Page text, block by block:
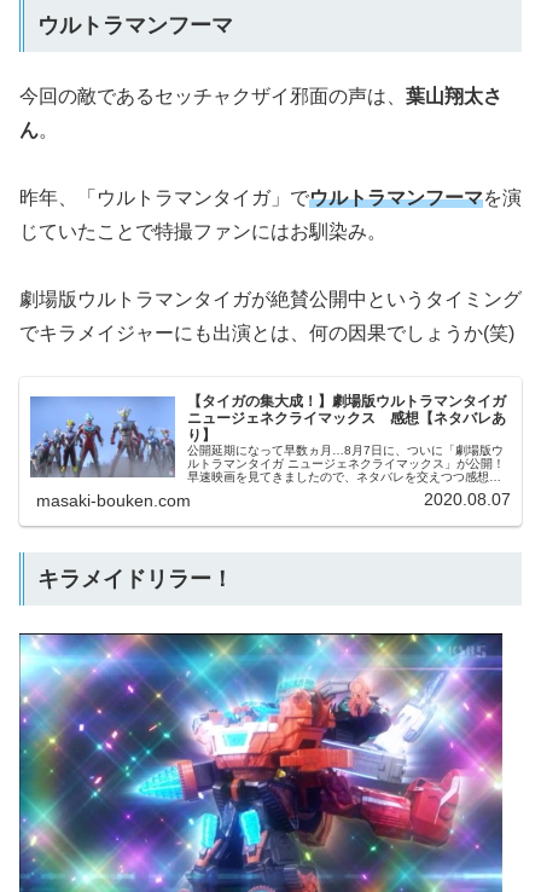
ウルトラマンフーマ
今回の敵であるセッチャクザイ邪面の声は、 葉山翔太さ
ん。
昨年、「ウルトラマンタイガ」でウルトラマンフーマを演
じていたことで特撮ファンにはお馴染み。
劇場版ウルトラマンタイガが絶賛公開中というタイミング
でキラメイジャーにも出演とは、何の因果でしょうか(笑)
【タイガの集大成！】劇場版ウルトラマンタイガ
ニュージェネクライマックス 感想【ネタバレあ
り】
公開延期になって早数ヵ月…8月7日に、ついに「劇場版ウ
ルトラマンタイガ ニュージェネクライマックス」が公開！
早速映画を見てきましたので、ネタバレを交えつつ感想を
です。感想サプライズは特になし！早速ですが、この映画
masaki-bouken.com 2020.08.07
キラメイドリラー！